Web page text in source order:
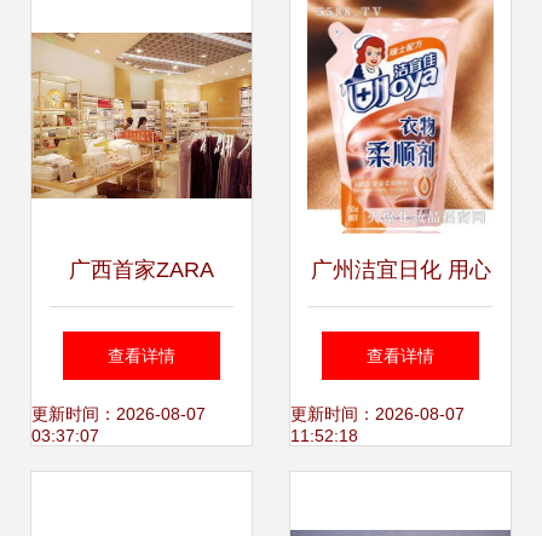
宝藏好物
广西首家ZARA
HOME家居护理用
品店盛大开业，引
查看详情
更新时间：2026-08-07
03:37:07
广州洁宜日化 用心
呵护每一个家，全
球家居健康护理的
查看详情
更新时间：2026-08-07
11:52:18